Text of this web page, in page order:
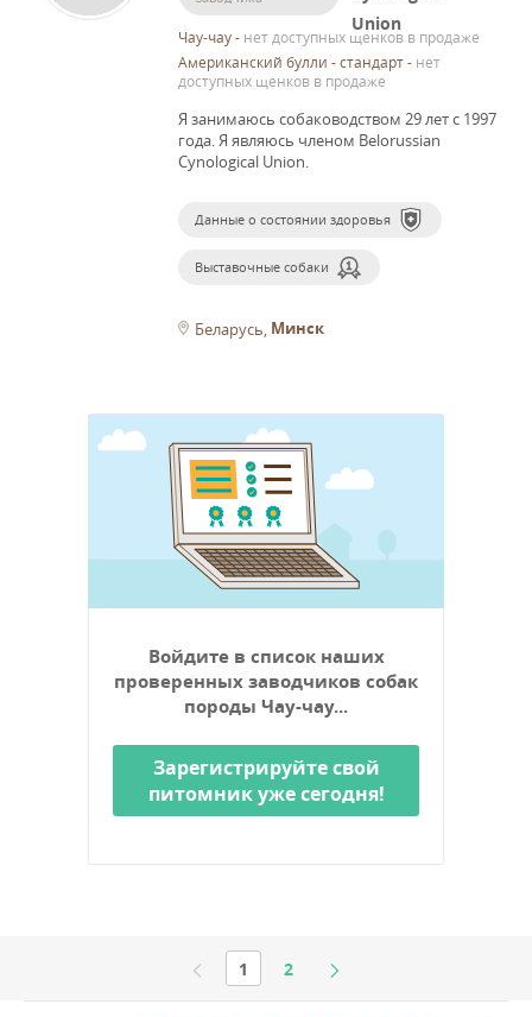
Чау-чау- нет доступных щенков в продаже
Aмериканский булли - стандарт- нет
доступных щенков в продаже
Я занимаюсь собаководством 29 лет с 1997
года.Я являюсь членом Belorussian
Cynological Union.
Данные о состоянии здоровья
Выставочные собаки
Беларусь Минск
Войдите в список наших
проверенных заводчиков собак
породы Чау-чау...
Зарегистрируйте свой
питомник уже сегодня!
1 2